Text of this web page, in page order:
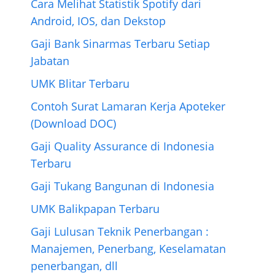
Cara Melihat Statistik Spotify dari
Android, IOS, dan Dekstop
Gaji Bank Sinarmas Terbaru Setiap
Jabatan
UMK Blitar Terbaru
Contoh Surat Lamaran Kerja Apoteker
(Download DOC)
Gaji Quality Assurance di Indonesia
Terbaru
Gaji Tukang Bangunan di Indonesia
UMK Balikpapan Terbaru
Gaji Lulusan Teknik Penerbangan :
Manajemen, Penerbang, Keselamatan
penerbangan, dll